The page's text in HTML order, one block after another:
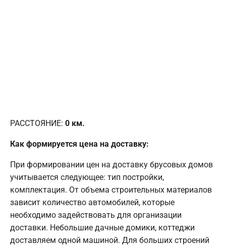
РАССТОЯНИЕ: 0 км.
Как формируется цена на доставку:
При формировании цен на доставку брусовых домов
учитывается следующее: тип постройки,
комплектация. От объема строительных материалов
зависит количество автомобилей, которые
необходимо задействовать для организации
доставки. Небольшие дачные домики, коттеджи
доставляем одной машиной. Для больших строений